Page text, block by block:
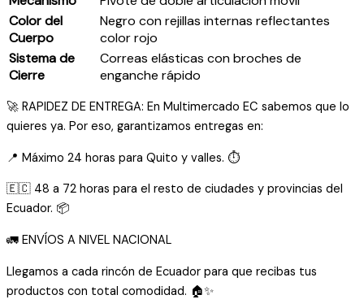
Color del
Cuerpo
Negro con rejillas internas reflectantes
color rojo
Sistema de
Cierre
Correas elásticas con broches de
enganche rápido
🚀 RAPIDEZ DE ENTREGA: En Multimercado EC sabemos que lo
quieres ya. Por eso, garantizamos entregas en:
📍 Máximo 24 horas para Quito y valles. ⏱️
🇪🇨 48 a 72 horas para el resto de ciudades y provincias del
Ecuador. 📦
🚛 ENVÍOS A NIVEL NACIONAL
Llegamos a cada rincón de Ecuador para que recibas tus
productos con total comodidad. 🏠✨